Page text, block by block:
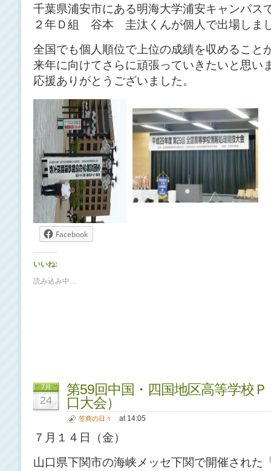
千葉県浦安市にある明海大学浦安キャンパス
２年Ｄ組 谷本 圭汰くんが個人で出場しま
全国でも個人順位で上位の成績を収めること
来年に向けてさらに頑張っていきたいと思い
応援ありがとうございました。
Facebook
いいね:
読み込み中…
7月
24
第59回中国・四国地区高等学校
口大会）
at 14:05
笠商の日々
７月１４日（金）
山口県下関市の海峡メッセ下関で開催された